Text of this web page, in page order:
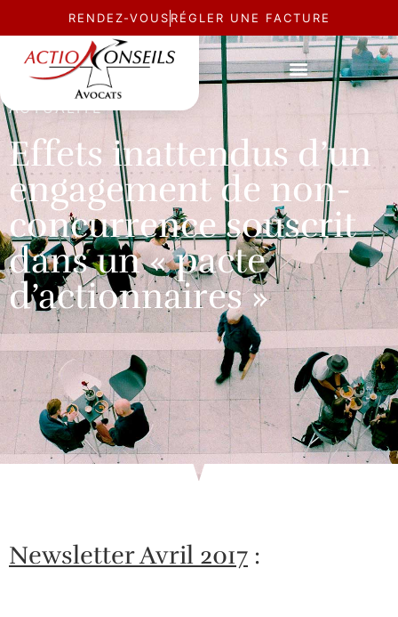
RENDEZ-VOUS RÉGLER UNE FACTURE
ACTUALITÉ
Effets inattendus d’un
engagement de non-
concurrence souscrit
dans un « pacte
d’actionnaires »
Newsletter Avril 2017 :